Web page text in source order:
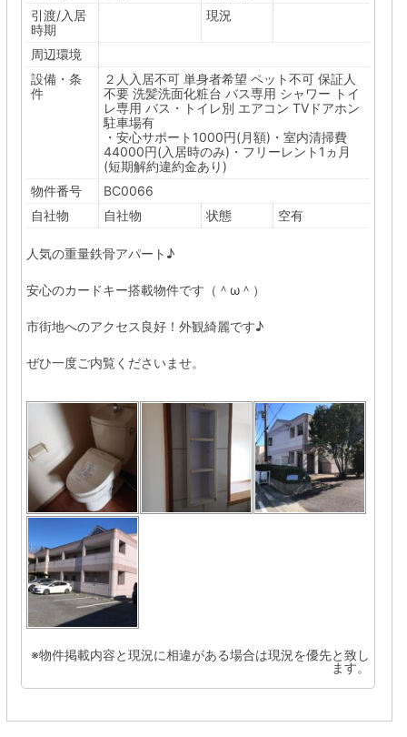
引渡/入居
時期
現況
周辺環境
設備・条
件
２人入居不可 単身者希望 ペット不可 保証人
不要 洗髪洗面化粧台 バス専用 シャワー トイ
レ専用 バス・トイレ別 エアコン TVドアホン
駐車場有
・安心サポート1000円(月額)・室内清掃費
44000円(入居時のみ)・フリーレント1ヵ月
(短期解約違約金あり)
物件番号
BC0066
自社物
自社物 状態 空有
人気の重量鉄骨アパート♪
安心のカードキー搭載物件です（＾ω＾）
市街地へのアクセス良好！外観綺麗です♪
ぜひ一度ご内覧くださいませ。
※物件掲載内容と現況に相違がある場合は現況を優先と致し
ます。